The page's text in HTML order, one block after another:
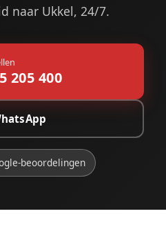
naar Ukkel, 24/7.
205 400
beoordelingen